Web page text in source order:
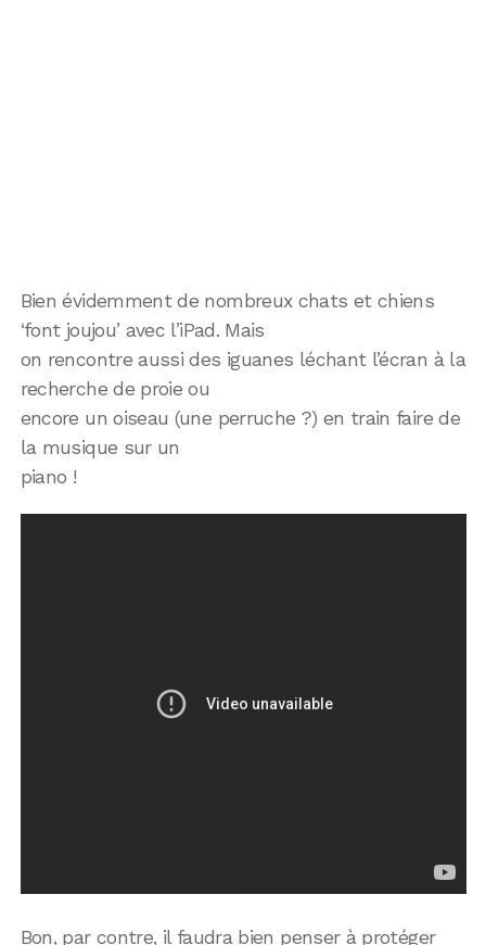
Bien évidemment de nombreux chats et chiens
‘font joujou’ avec l’iPad. Mais
on rencontre aussi des iguanes léchant l’écran à la
recherche de proie ou
encore un oiseau (une perruche ?) en train faire de
la musique sur un
piano !
Bon, par contre, il faudra bien penser à protéger